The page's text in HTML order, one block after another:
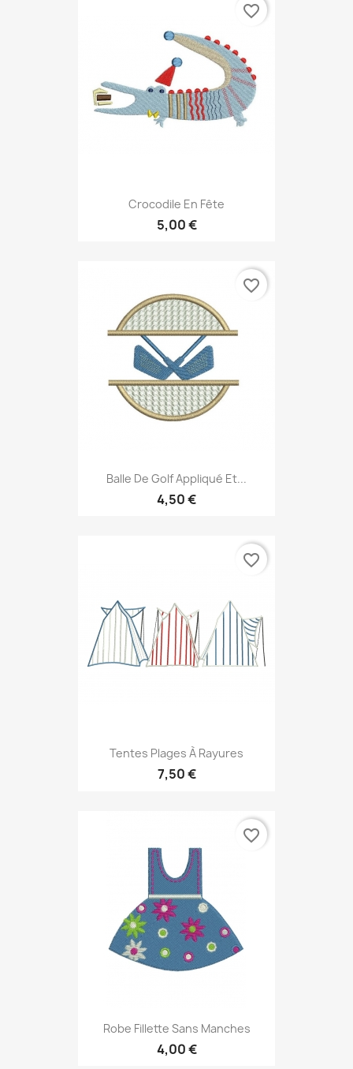
Crocodile En Fête
5,00 €
favorite_border
Balle De Golf Appliqué Et...
4,50 €
favorite_border
Tentes Plages À Rayures
7,50 €
favorite_border
Robe Fillette Sans Manches
4,00 €
favorite_border